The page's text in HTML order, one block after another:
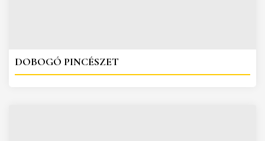
DOBOGÓ PINCÉSZET